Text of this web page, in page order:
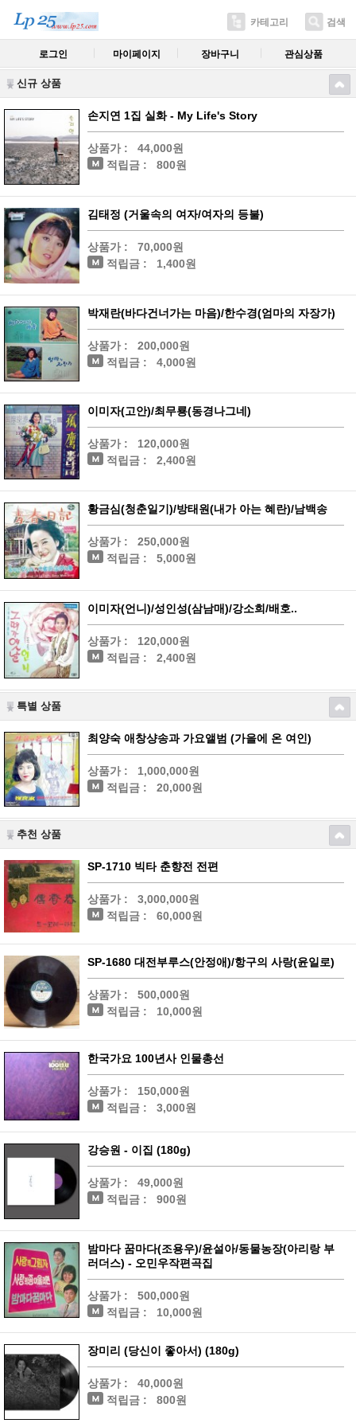
카테고리 검색
로그인 마이페이지 장바구니 관심상품
신규 상품
손지연 1집 실화 - My Life's Story
상품가 :
44,000원
적립금 :
800원
김태정 (거울속의 여자/여자의 등불)
상품가 :
70,000원
적립금 :
1,400원
박재란(바다건너가는 마음)/한수경(엄마의 자장가)
상품가 :
200,000원
적립금 :
4,000원
이미자(고안)/최무룡(동경나그네)
상품가 :
120,000원
적립금 :
2,400원
황금심(청춘일기)/방태원(내가 아는 혜란)/남백송
상품가 :
250,000원
적립금 :
5,000원
이미자(언니)/성인성(삼남매)/강소희/배호..
상품가 :
120,000원
적립금 :
2,400원
특별 상품
최양숙 애창샹송과 가요앨범 (가을에 온 여인)
상품가 :
1,000,000원
적립금 :
20,000원
추천 상품
SP-1710 빅타 춘향전 전편
상품가 :
3,000,000원
적립금 :
60,000원
SP-1680 대전부루스(안정애)/항구의 사랑(윤일로)
상품가 :
500,000원
적립금 :
10,000원
한국가요 100년사 인물총선
상품가 :
150,000원
적립금 :
3,000원
강승원 - 이집 (180g)
상품가 :
49,000원
적립금 :
900원
밤마다 꿈마다(조용우)/윤설아/동물농장(아리랑 부
러더스) - 오민우작편곡집
상품가 :
500,000원
적립금 :
10,000원
장미리 (당신이 좋아서) (180g)
상품가 :
40,000원
적립금 :
800원